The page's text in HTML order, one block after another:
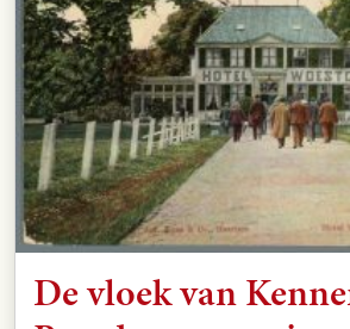
De vloek van